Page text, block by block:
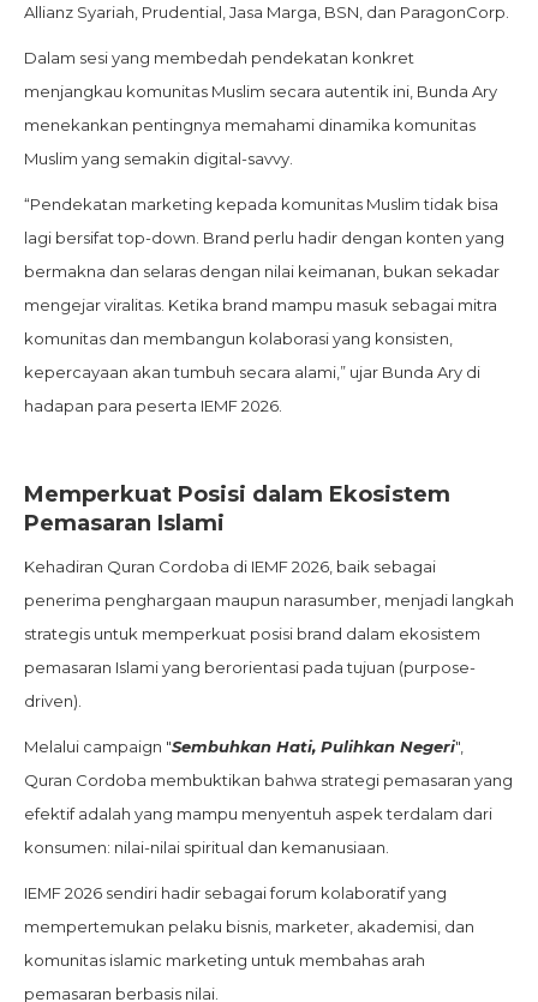
Allianz Syariah, Prudential, Jasa Marga, BSN, dan ParagonCorp.
Dalam sesi yang membedah pendekatan konkret
menjangkau komunitas Muslim secara autentik ini, Bunda Ary
menekankan pentingnya memahami dinamika komunitas
Muslim yang semakin digital-savvy.
“Pendekatan marketing kepada komunitas Muslim tidak bisa
lagi bersifat top-down. Brand perlu hadir dengan konten yang
bermakna dan selaras dengan nilai keimanan, bukan sekadar
mengejar viralitas. Ketika brand mampu masuk sebagai mitra
komunitas dan membangun kolaborasi yang konsisten,
kepercayaan akan tumbuh secara alami,” ujar Bunda Ary di
hadapan para peserta IEMF 2026.
Memperkuat Posisi dalam Ekosistem
Pemasaran Islami
Kehadiran Quran Cordoba di IEMF 2026, baik sebagai
penerima penghargaan maupun narasumber, menjadi langkah
strategis untuk memperkuat posisi brand dalam ekosistem
pemasaran Islami yang berorientasi pada tujuan (purpose-
driven).
Melalui campaign "Sembuhkan Hati, Pulihkan Negeri",
Quran Cordoba membuktikan bahwa strategi pemasaran yang
efektif adalah yang mampu menyentuh aspek terdalam dari
konsumen: nilai-nilai spiritual dan kemanusiaan.
IEMF 2026 sendiri hadir sebagai forum kolaboratif yang
mempertemukan pelaku bisnis, marketer, akademisi, dan
komunitas islamic marketing untuk membahas arah
pemasaran berbasis nilai.